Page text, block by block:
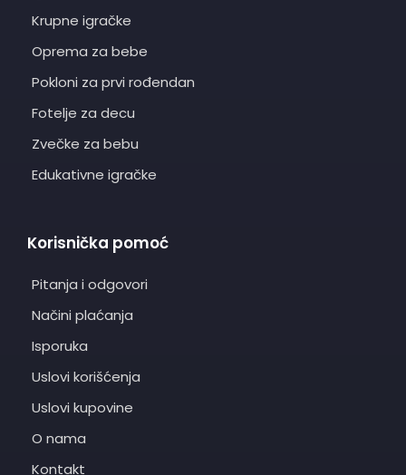
Krupne igračke
Oprema za bebe
Pokloni za prvi rođendan
Fotelje za decu
Zvečke za bebu
Edukativne igračke
Korisnička pomoć
Pitanja i odgovori
Načini plaćanja
Isporuka
Uslovi korišćenja
Uslovi kupovine
O nama
Kontakt